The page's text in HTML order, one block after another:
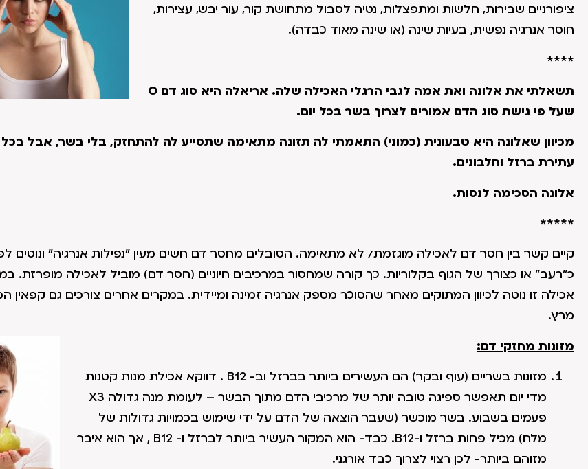
ציפורניים שבירות, חלשות ומתפצלות, נטיה לסבול מתחושת קור, עור יבש, עצירות,
חוסר אנרגיה נפשית, בעיות שינה (או שינה מאוד כבדה).
****
תשאלתי את אלונה ואת אמה לגבי הרגלי האכילה שלה. אריאלה היא סוג דם O
שעל פי גישת סוג הדם אמורים לצרוך בשר בכל יום.
מכיוון שאלונה היא טבעונית (כמוני) התאמתי לה תזונה מתאימה שתסייע לה להתחזק, בלי בשר, אבל
עתירת ברזל וחלבונים.
אלונה הסכימה לנסות.
*****
קיים קשר בין חסר דם לאכילה מוגזמת/ לא מתאימה. הסובלים מחסר דם חשים מעין "נפילות אנרגיה" ונוטים
כ"רעב" או כצורך של הגוף בקלוריות. כך קורה שמחסור במרכיבים חיוניים (חסר דם) מוביל לאכילה מופרזת.
אכילה זו נוטה לכיוון המתוקים מאחר שהסוכר מספק אנרגיה זמינה ומיידית. במקרים אחרים צורכים גם
מרץ.
מזונות מחזקי דם:
מזונות בשריים (עוף ובקר) הם העשירים ביותר בברזל וב- B12 . דווקא אכילת מנות קטנות
מדי יום תאפשר ספיגה טובה יותר של מרכיבי הדם מתוך הבשר – לעומת מנה גדולה X3
פעמים בשבוע. בשר מוכשר (שעבר הוצאה של הדם על ידי שימוש בכמויות גדולות של
מלח) מכיל פחות ברזל ו-B12. כבד- הוא המקור העשיר ביותר לברזל ו- B12 , אך הוא איבר
מזוהם ביותר- לכן רצוי לצרוך כבד אורגני.